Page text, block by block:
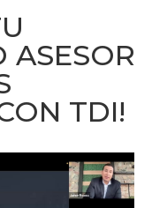
ASESOR
TDI!